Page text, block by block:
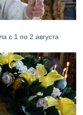
с 1 по 2 августа